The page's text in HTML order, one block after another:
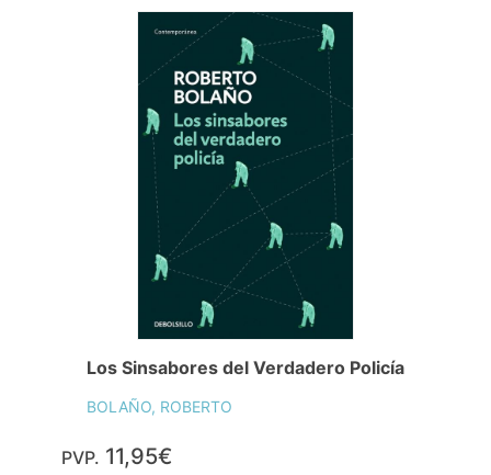
Los Sinsabores del Verdadero Policía
BOLAÑO, ROBERTO
PVP. 11,95€